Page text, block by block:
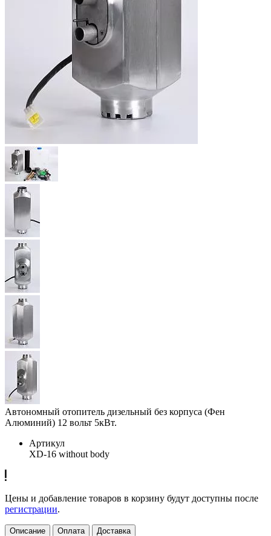
Автономный отопитель дизельный без корпуса (Фен
Алюминий) 12 вольт 5кВт.
Артикул
XD-16 without body
Цены и добавление товаров в корзину будут доступны после
регистрации.
Описание Оплата Доставка